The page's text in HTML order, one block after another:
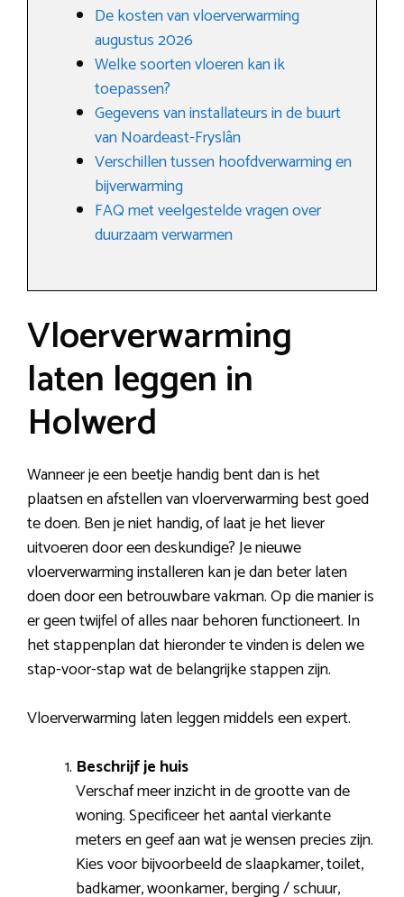
De kosten van vloerverwarming
augustus 2026
Welke soorten vloeren kan ik
toepassen?
Gegevens van installateurs in de buurt
van Noardeast-Fryslân
Verschillen tussen hoofdverwarming en
bijverwarming
FAQ met veelgestelde vragen over
duurzaam verwarmen
Vloerverwarming
laten leggen in
Holwerd
Wanneer je een beetje handig bent dan is het
plaatsen en afstellen van vloerverwarming best goed
te doen. Ben je niet handig, of laat je het liever
uitvoeren door een deskundige? Je nieuwe
vloerverwarming installeren kan je dan beter laten
doen door een betrouwbare vakman. Op die manier is
er geen twijfel of alles naar behoren functioneert. In
het stappenplan dat hieronder te vinden is delen we
stap-voor-stap wat de belangrijke stappen zijn.
Vloerverwarming laten leggen middels een expert.
Beschrijf je huis
Verschaf meer inzicht in de grootte van de
woning. Specificeer het aantal vierkante
meters en geef aan wat je wensen precies zijn.
Kies voor bijvoorbeeld de slaapkamer, toilet,
badkamer, woonkamer, berging / schuur,